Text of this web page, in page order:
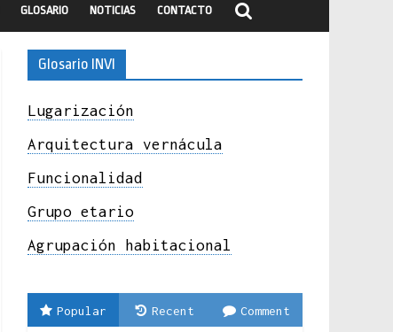
GLOSARIO NOTICIAS CONTACTO
Glosario INVI
Lugarización
Arquitectura vernácula
Funcionalidad
Grupo etario
Agrupación habitacional
Popular Recent Comment